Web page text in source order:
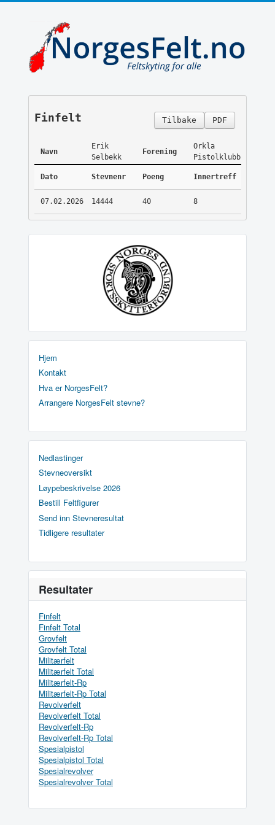
PDF
Tilbake
Finfelt
Navn
Erik
Selbekk
Forening
Orkla
Pistolklubb
Dato Stevnenr Poeng Innertreff
07.02.2026 14444 40 8
Hjem
Kontakt
Hva er NorgesFelt?
Arrangere NorgesFelt stevne?
Nedlastinger
Stevneoversikt
Løypebeskrivelse 2026
Bestill Feltfigurer
Send inn Stevneresultat
Tidligere resultater
Resultater
Finfelt
Finfelt Total
Grovfelt
Grovfelt Total
Militærfelt
Militærfelt Total
Militærfelt-Rp
Militærfelt-Rp Total
Revolverfelt
Revolverfelt Total
Revolverfelt-Rp
Revolverfelt-Rp Total
Spesialpistol
Spesialpistol Total
Spesialrevolver
Spesialrevolver Total